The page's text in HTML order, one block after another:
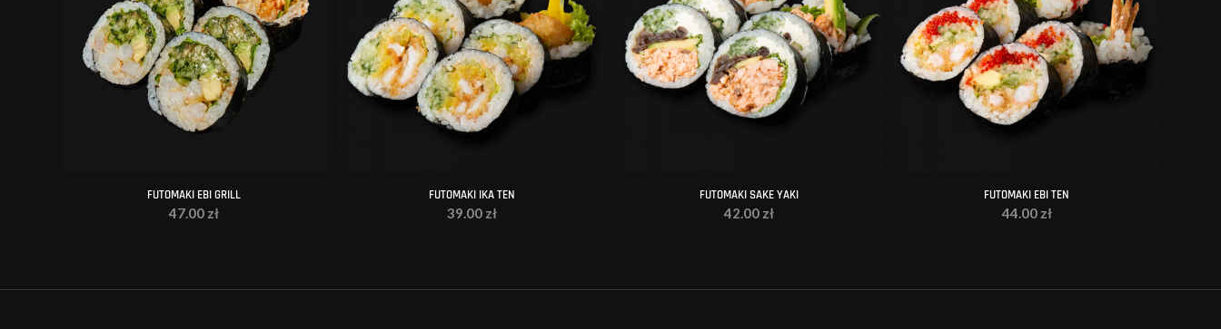
FUTOMAKI EBI GRILL
47.00 zł
FUTOMAKI IKA TEN
39.00 zł
FUTOMAKI SAKE YAKI
42.00 zł
FUTOMAKI EBI TEN
44.00 zł